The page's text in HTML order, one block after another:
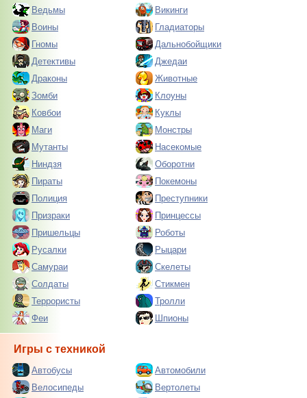
Ведьмы
Викинги
Воины
Гладиаторы
Гномы
Дальнобойщики
Детективы
Джедаи
Драконы
Животные
Зомби
Клоуны
Ковбои
Куклы
Маги
Монстры
Мутанты
Насекомые
Ниндзя
Оборотни
Пираты
Покемоны
Полиция
Преступники
Призраки
Принцессы
Пришельцы
Роботы
Русалки
Рыцари
Самураи
Скелеты
Солдаты
Стикмен
Террористы
Тролли
Феи
Шпионы
Игры с техникой
Автобусы
Автомобили
Велосипеды
Вертолеты